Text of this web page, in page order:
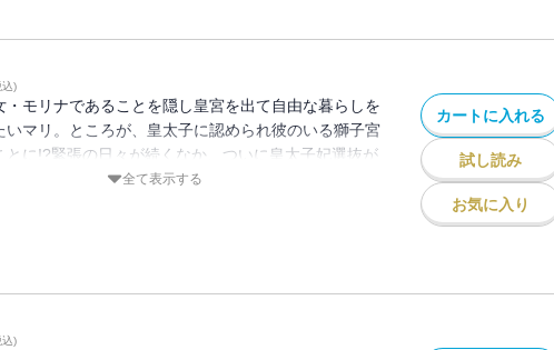
込)
・モリナであることを隠し皇宮を出て自由な暮らしを
いマリ。ところが、皇太子に認められ彼のいる獅子宮
とに!?緊張の日々が続くなか、ついに皇太子妃選抜が
は候補者のひとりに『ある取引』を持ちかけられ
全て表示する
カートに入れる
試し読み
お気に入り
込)